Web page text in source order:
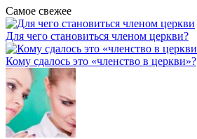
Самое свежее
Для чего становиться членом церкви?
Кому сдалось это «членство в церкви»?